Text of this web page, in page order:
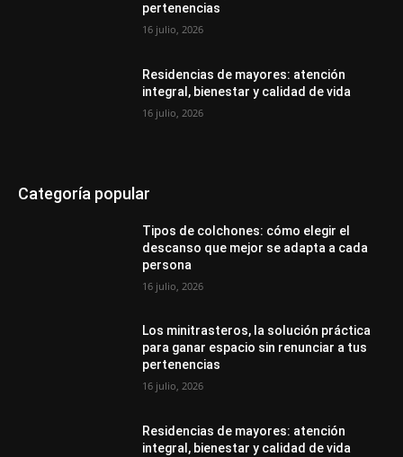
pertenencias
16 julio, 2026
Residencias de mayores: atención
integral, bienestar y calidad de vida
16 julio, 2026
Categoría popular
Tipos de colchones: cómo elegir el
descanso que mejor se adapta a cada
persona
16 julio, 2026
Los minitrasteros, la solución práctica
para ganar espacio sin renunciar a tus
pertenencias
16 julio, 2026
Residencias de mayores: atención
integral, bienestar y calidad de vida